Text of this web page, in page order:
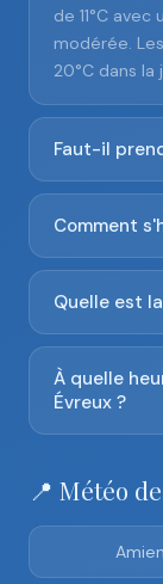
de 11°C
modérée.
20°C dans la
Faut-il
Comment
Quelle est
À quelle
Évreux ?
📍 Météo